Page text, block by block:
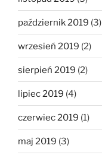
październik 2019 (3)
wrzesień 2019 (2)
sierpień 2019 (2)
lipiec 2019 (4)
czerwiec 2019 (1)
maj 2019 (3)